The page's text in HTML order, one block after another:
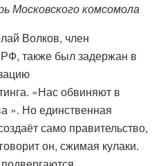
Московского комсомола
Волков, член
также был задержан в
«Нас обвиняют в
». Но единственная
само правительство,
он, сжимая кулаки.